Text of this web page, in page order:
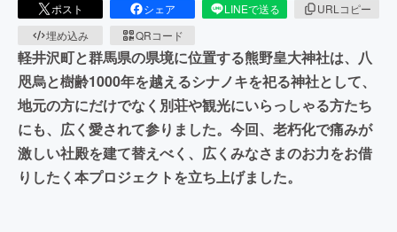
ポスト シェア LINEで送る
URLコピー
埋め込み
QRコード
軽井沢町と群馬県の県境に位置する熊野皇大神社は、八
咫烏と樹齢1000年を越えるシナノキを祀る神社として、
地元の方にだけでなく別荘や観光にいらっしゃる方たち
にも、広く愛されて参りました。今回、老朽化で痛みが
激しい社殿を建て替えべく、広くみなさまのお力をお借
りしたく本プロジェクトを立ち上げました。